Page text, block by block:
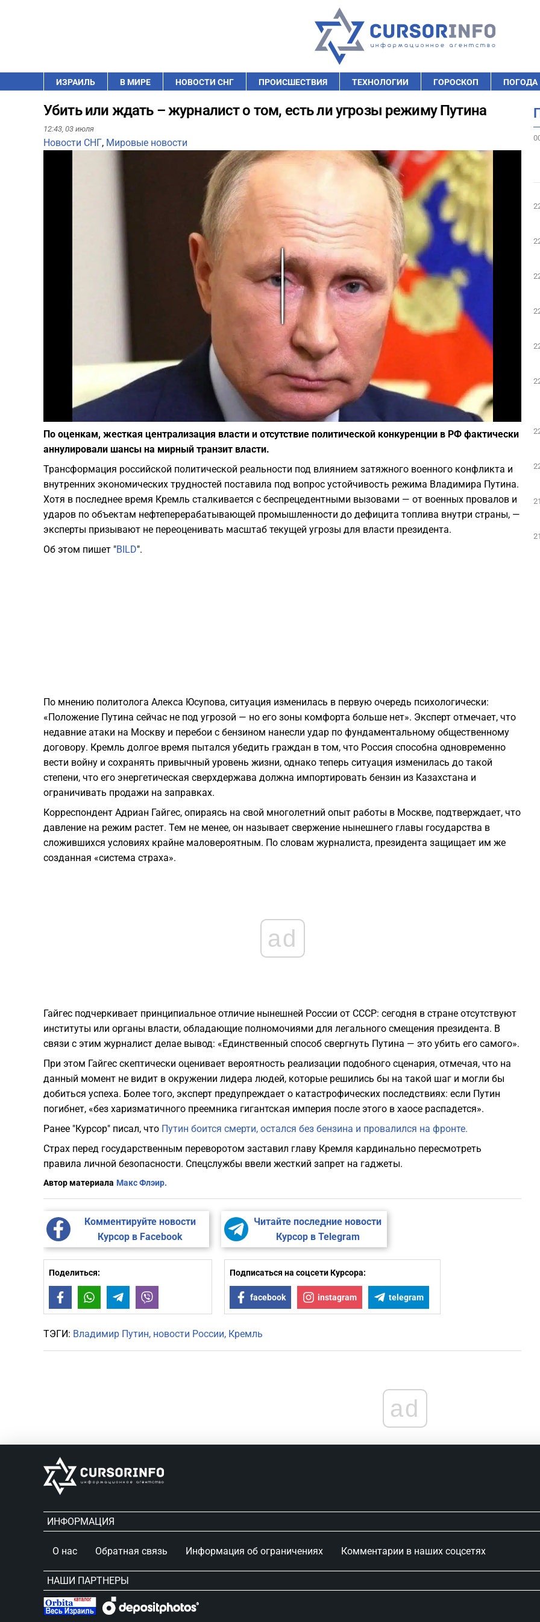
ИЗРАИЛЬ В МИРЕ НОВОСТИ СНГ ПРОИСШЕСТВИЯ ТЕХНОЛОГИИ ГОРОСКОП ПОГОДА
Убить или ждать – журналист о том, есть ли угрозы режиму Путина
12:43, 03 июля
Новости СНГ, Мировые новости
Play
Фото: Википедия
По оценкам, жесткая централизация власти и отсутствие политической конкуренции в РФ фактически
аннулировали шансы на мирный транзит власти.
Трансформация российской политической реальности под влиянием затяжного военного конфликта и
внутренних экономических трудностей поставила под вопрос устойчивость режима Владимира Путина.
Хотя в последнее время Кремль сталкивается с беспрецедентными вызовами — от военных провалов и
ударов по объектам нефтеперерабатывающей промышленности до дефицита топлива внутри страны, —
эксперты призывают не переоценивать масштаб текущей угрозы для власти президента.
Об этом пишет "BILD".
​По мнению политолога Алекса Юсупова, ситуация изменилась в первую очередь психологически:
«Положение Путина сейчас не под угрозой — но его зоны комфорта больше нет». Эксперт отмечает, что
недавние атаки на Москву и перебои с бензином нанесли удар по фундаментальному общественному
договору. Кремль долгое время пытался убедить граждан в том, что Россия способна одновременно
вести войну и сохранять привычный уровень жизни, однако теперь ситуация изменилась до такой
степени, что его энергетическая сверхдержава должна импортировать бензин из Казахстана и
ограничивать продажи на заправках.
​Корреспондент Адриан Гайгес, опираясь на свой многолетний опыт работы в Москве, подтверждает, что
давление на режим растет. Тем не менее, он называет свержение нынешнего главы государства в
сложившихся условиях крайне маловероятным. По словам журналиста, президента защищает им же
созданная «система страха».
ad
Гайгес подчеркивает принципиальное отличие нынешней России от СССР: сегодня в стране отсутствуют
институты или органы власти, обладающие полномочиями для легального смещения президента. В
связи с этим журналист делае вывод: «Единственный способ свергнуть Путина — это убить его самого».
​При этом Гайгес скептически оценивает вероятность реализации подобного сценария, отмечая, что на
данный момент не видит в окружении лидера людей, которые решились бы на такой шаг и могли бы
добиться успеха. Более того, эксперт предупреждает о катастрофических последствиях: если Путин
погибнет, «без харизматичного преемника гигантская империя после этого в хаосе распадется».
Ранее "Курсор" писал, что Путин боится смерти, остался без бензина и провалился на фронте.
Страх перед государственным переворотом заставил главу Кремля кардинально пересмотреть
правила личной безопасности. Спецслужбы ввели жесткий запрет на гаджеты.
Автор материала Макс Флэир.
Комментируйте новости
Курсор в Facebook
Читайте последние новости
Курсор в Telegram
Поделиться:
FacebookWhatsAppTelegram
Подписаться на соцсети Курсора:
facebook instagram telegram
ТЭГИ: Владимир Путин новости России Кремль
ad
ИНФОРМАЦИЯ
О нас Обратная связь Информация об ограничениях Комментарии в наших соцсетях
НАШИ ПАРТНЕРЫ